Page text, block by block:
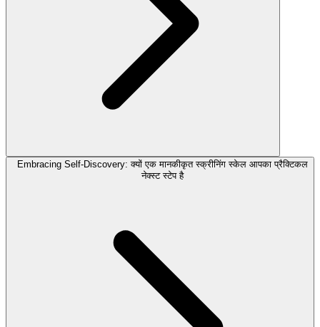
Embracing Self-Discovery: क्यों एक मानकीकृत स्क्रीनिंग स्केल आपका प्रैक्टिकल
नेक्स्ट स्टेप है